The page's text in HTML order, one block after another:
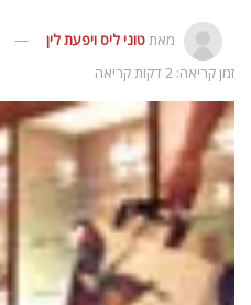
מאתטוני ליס ויפעת לין
זמן קריאה: 2 דקות קריאה